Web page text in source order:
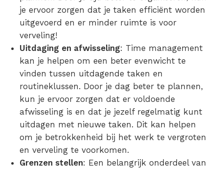
je ervoor zorgen dat je taken efficiënt worden
uitgevoerd en er minder ruimte is voor
verveling!
Uitdaging en afwisseling: Time management
kan je helpen om een beter evenwicht te
vinden tussen uitdagende taken en
routineklussen. Door je dag beter te plannen,
kun je ervoor zorgen dat er voldoende
afwisseling is en dat je jezelf regelmatig kunt
uitdagen met nieuwe taken. Dit kan helpen
om je betrokkenheid bij het werk te vergroten
en verveling te voorkomen.
Grenzen stellen: Een belangrijk onderdeel van